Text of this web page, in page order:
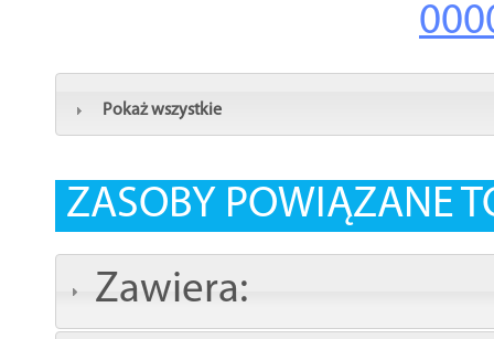
Pokaż wszystkie
ZASOBY POWIĄZANE
Zawiera: